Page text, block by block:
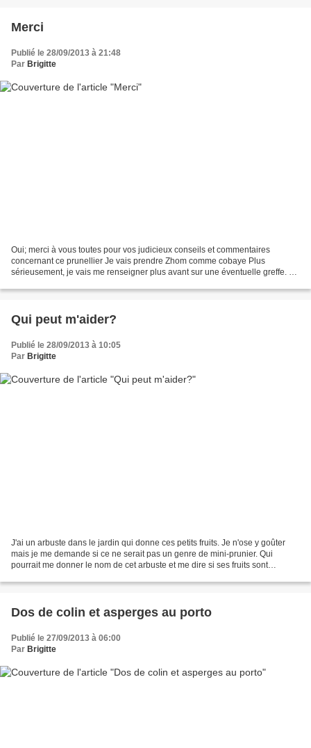
Merci
Publié le 28/09/2013 à 21:48
Par Brigitte
Oui; merci à vous toutes pour vos judicieux conseils et commentaires
concernant ce prunellier Je vais prendre Zhom comme cobaye Plus
sérieusement, je vais me renseigner plus avant sur une éventuelle greffe. Un
Qui peut m'aider?
Publié le 28/09/2013 à 10:05
Par Brigitte
J'ai un arbuste dans le jardin qui donne ces petits fruits. Je n'ose y goûter
mais je me demande si ce ne serait pas un genre de mini-prunier. Qui
pourrait me donner le nom de cet arbuste et me dire si ses fruits sont
Dos de colin et asperges au porto
Publié le 27/09/2013 à 06:00
Par Brigitte